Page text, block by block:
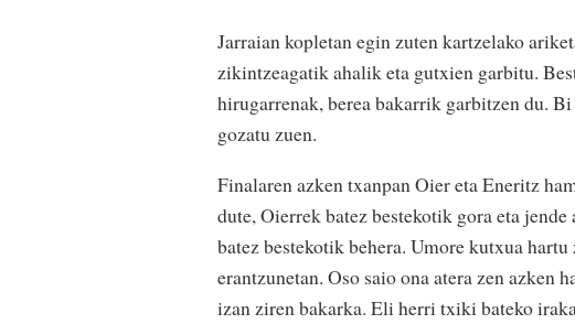
Jarraian kopletan egin zuten kartzelako
zikintzeagatik ahalik eta gutxien garbitu.
hirugarrenak, berea bakarrik garbitzen du.
gozatu zuen.
Finalaren azken txanpan Oier eta Eneritz
dute, Oierrek batez bestekotik gora eta
batez bestekotik behera. Umore kutxua
erantzunetan. Oso saio ona atera zen azken
izan ziren bakarka. Eli herri txiki bateko